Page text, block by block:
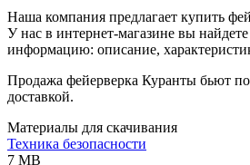
Наша компания предлагает купить
У нас в интернет-магазине вы
информацию: описание,
Продажа фейерверка Куранты бьют
доставкой.
Материалы для скачивания
Техника безопасности
7 MB